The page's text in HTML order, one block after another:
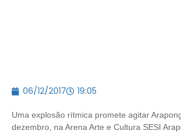
06/12/2017 19:05
Uma explosão rítmica promete agitar
dezembro, na Arena Arte e Cultura SESI